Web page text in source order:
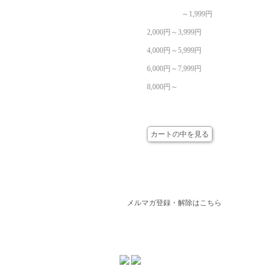
～1,999円
2,000円～3,999円
4,000円～5,999円
6,000円～7,999円
8,000円～
カートの中を見る
メルマガ登録・解除はこちら